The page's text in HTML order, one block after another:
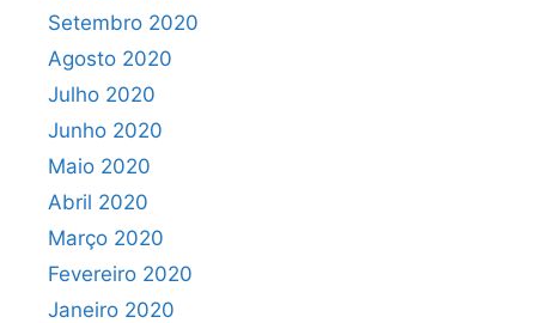
Setembro 2020
Agosto 2020
Julho 2020
Junho 2020
Maio 2020
Abril 2020
Março 2020
Fevereiro 2020
Janeiro 2020